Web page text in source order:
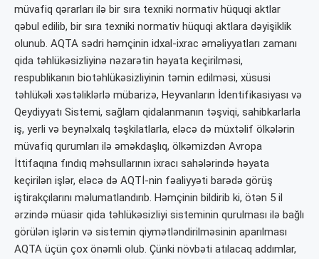
müvafiq qərarları ilə bir sıra texniki normativ hüquqi aktlar
qəbul edilib, bir sıra texniki normativ hüquqi aktlara dəyişiklik
olunub. AQTA sədri həmçinin idxal-ixrac əməliyyatları zamanı
qida təhlükəsizliyinə nəzarətin həyata keçirilməsi,
respublikanın biotəhlükəsizliyinin təmin edilməsi, xüsusi
təhlükəli xəstəliklərlə mübarizə, Heyvanların İdentifikasiyası və
Qeydiyyatı Sistemi, sağlam qidalanmanın təşviqi, sahibkarlarla
iş, yerli və beynəlxalq təşkilatlarla, eləcə də müxtəlif ölkələrin
müvafiq qurumları ilə əməkdaşlıq, ölkəmizdən Avropa
İttifaqına fındıq məhsullarının ixracı sahələrində həyata
keçirilən işlər, eləcə də AQTİ-nin fəaliyyəti barədə görüş
iştirakçılarını məlumatlandırıb. Həmçinin bildirib ki, ötən 5 il
ərzində müasir qida təhlükəsizliyi sisteminin qurulması ilə bağlı
görülən işlərin və sistemin qiymətləndirilməsinin aparılması
AQTA üçün çox önəmli olub. Çünki növbəti atılacaq addımlar,